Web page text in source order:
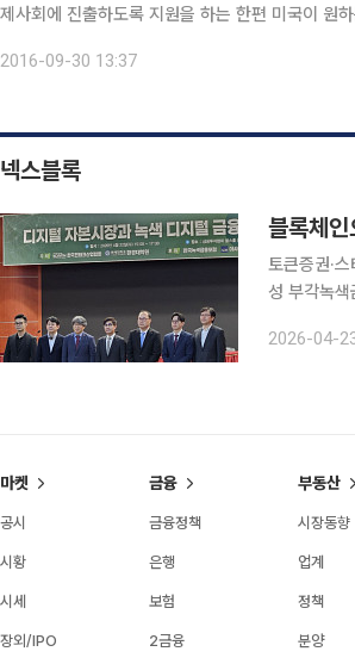
제사회에 진출하도록 지원을 하는 한편 미국이 원하는 방향으로
2016-09-30 13:37
넥스블록
블록체
토큰증권·
성 부각녹색금융
산 온체인
2026-04-
마켓
공시
시황
시세
장외/IPO
금융
금융정책
은행
보험
2금융
부동산
시장동향
업계
정책
분양